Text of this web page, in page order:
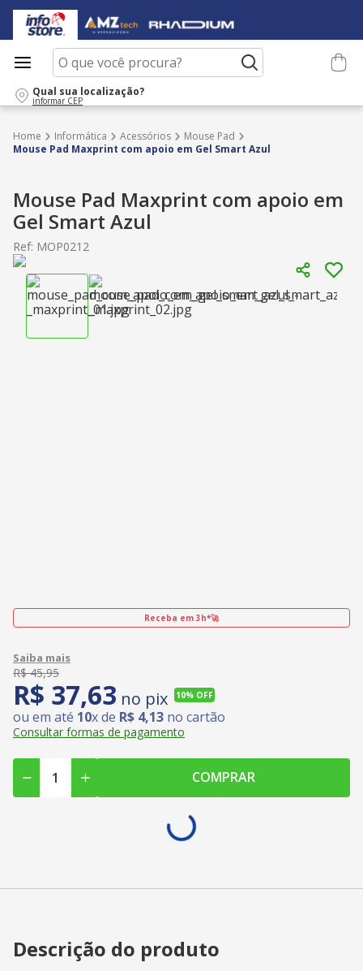
O que você procura?
Qual sua localização?
informar CEP
Informática Acessórios
Mouse Pad
Mouse Pad Maxprint com apoio em Gel Smart Azul
Mouse Pad Maxprint com apoio em
Gel Smart Azul
Ref: MOP0212
Receba em 3h*🚀
R$ 45,95
R$ 37,63 no pix 10% OFF
ou em até 10x de R$ 4,13 no cartão
Consultar formas de pagamento
COMPRAR
Descrição do produto